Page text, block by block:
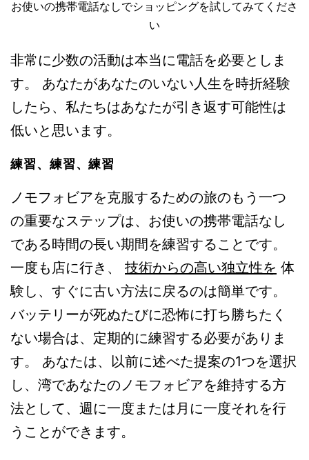
お使いの携帯電話なしでショッピングを試してみてくださ
い
非常に少数の活動は本当に電話を必要としま
す。 あなたがあなたのいない人生を時折経験
したら、私たちはあなたが引き返す可能性は
低いと思います。
練習、練習、練習
ノモフォビアを克服するための旅のもう一つ
の重要なステップは、お使いの携帯電話なし
である時間の長い期間を練習することです。
一度も店に行き、 技術からの高い独立性を 体
験し、すぐに古い方法に戻るのは簡単です。
バッテリーが死ぬたびに恐怖に打ち勝ちたく
ない場合は、定期的に練習する必要がありま
す。 あなたは、以前に述べた提案の1つを選択
し、湾であなたのノモフォビアを維持する方
法として、週に一度または月に一度それを行
うことができます。